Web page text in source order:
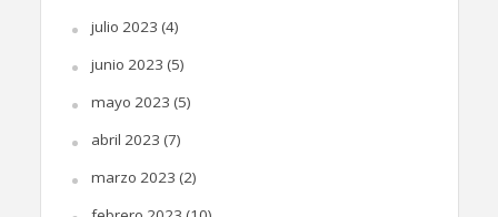
julio 2023 (4)
junio 2023 (5)
mayo 2023 (5)
abril 2023 (7)
marzo 2023 (2)